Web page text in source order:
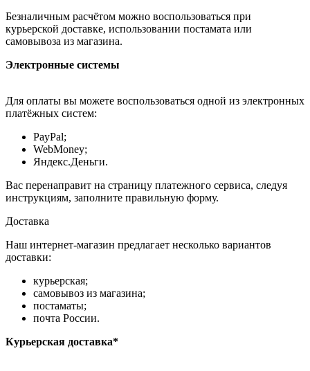
Безналичным расчётом можно воспользоваться при
курьерской доставке, использовании постамата или
самовывоза из магазина.
Электронные системы
Для оплаты вы можете воспользоваться одной из электронных
платёжных систем:
PayPal;
WebMoney;
Яндекс.Деньги.
Вас перенаправит на страницу платежного сервиса, следуя
инструкциям, заполните правильную форму.
Доставка
Наш интернет-магазин предлагает несколько вариантов
доставки:
курьерская;
самовывоз из магазина;
постаматы;
почта России.
Курьерская доставка*